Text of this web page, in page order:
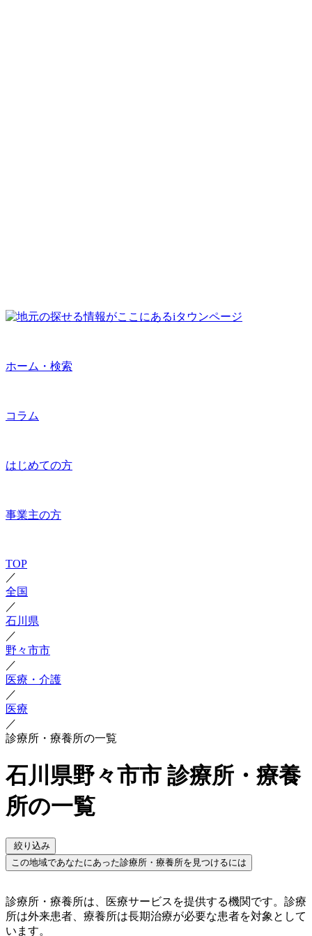
ホーム・検索
コラム
はじめての方
事業主の方
TOP
／
全国
／
石川県
／
野々市市
／
医療・介護
／
医療
／
診療所・療養所の一覧
石川県野々市市 診療所・療養
所の一覧
絞り込み
この地域であなたにあった診療所・療養所を見つけるには
診療所・療養所は、医療サービスを提供する機関です。診療
所は外来患者、療養所は長期治療が必要な患者を対象として
います。